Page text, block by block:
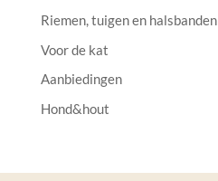
Riemen, tuigen en halsbanden
Voor de kat
Aanbiedingen
Hond&hout